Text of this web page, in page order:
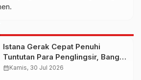
Istana Gerak Cepat Penuhi
Tuntutan Para Penglingsir, Bangun
Bandara Internasional Bali Utara
calendar_monthKamis, 30 Jul 2026